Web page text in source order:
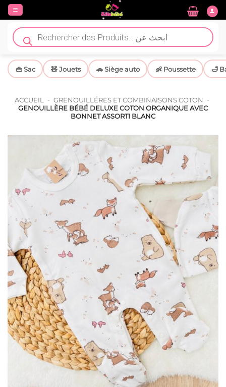
Passer
contenu
Recherche
de
produits
👜 Sac 🧸 Jouets 🚗 Siège auto 👶 Poussette 🛁
ACCUEIL - GRENOUILLÉRES ET COMBINAISONS COTON
-
GENOUILLÈRE BÉBÉ DELUXE COTON ORGANIQUE AVEC
BONNET ASSORTI BLANC